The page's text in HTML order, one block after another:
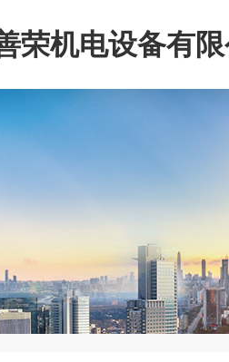
荣机电设备有